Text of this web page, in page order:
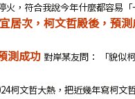
，符合我說今年什麼都容易
居次，柯文哲殿後，預
測成功 對岸某友問： 「貌似
柯文哲大熱，把近幾年寫柯文